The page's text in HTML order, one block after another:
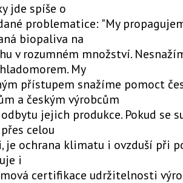
jde spíše o
problematice: "My
biopaliva na
v rozumném množství.
My
přístupem snažíme pomoct
a českým výrobcům
jejich produkce. Pokud se
celou
je ochrana klimatu i ovzduší při
i
certifikace udržitelnosti